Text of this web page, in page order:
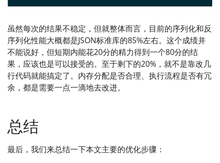
虽然每次的结果不稳定，但就整体而言，目前的序列化和反
序列化性能大概都是JSON标准库的85%左右。这个成绩并
不能说好，但短期内能花20分的精力得到一个80分的结
果，应该也是可以接受的。至于剩下的20%，就不是靠改几
行代码就能搞定了。内存分配是否合理、执行流程是否有冗
余，都是需要一点一滴地去改进。
总结
最后，我们来总结一下本文主要的优化步骤：